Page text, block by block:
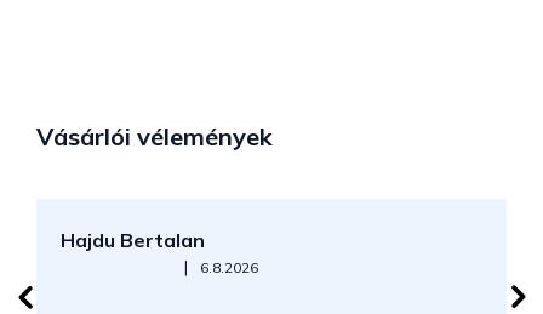
Vásárlói vélemények
Hajdu Bertalan
Az áruház értékelése 5-ből 5 csillag.
| 6.8.2026